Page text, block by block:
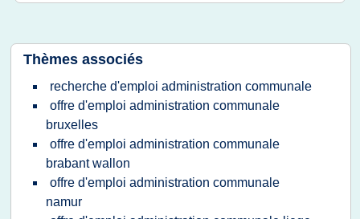
Thèmes associés
recherche d'emploi administration communale
offre d'emploi administration communale
bruxelles
offre d'emploi administration communale
brabant wallon
offre d'emploi administration communale
namur